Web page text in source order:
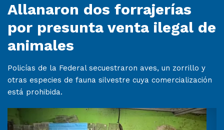
Allanaron dos forrajerías
por presunta venta ilegal de
animales
Policías de la Federal secuestraron aves, un zorrillo y
otras especies de fauna silvestre cuya comercialización
está prohibida.